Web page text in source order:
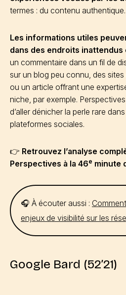
termes : du contenu authentique.
Les informations utiles
dans des endroits
un commentaire dans un fil de
sur un blog peu connu, des
ou un article offrant une
niche, par exemple.
d’aller dénicher la perle rare
plateformes sociales.
👉 Retrouvez l’analyse
Perspectives à la 46e minute
🎧 À écouter aussi :
enjeux de visibilité sur les
Google Bard (52’21)